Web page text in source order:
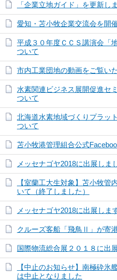
「企業立地ガイド」を更新し
愛知・苫小牧企業交流会を開
平成３０年度ＣＣＳ講演会「
ついて
市内工業団地の動画をご覧い
水素関連ビジネス展開促進セ
ついて
北海道水素地域づくりプラッ
ついて
苫小牧港管理組合公式
メッセナゴヤ2018に出展しま
【室蘭工大生対象】苫小牧管
いて（終了しました）
メッセナゴヤ2018に出展しま
クルーズ客船「飛鳥Ⅱ」が寄
国際物流総合展２０１８に出
【中止のお知らせ】南極砕氷
は中止となりました